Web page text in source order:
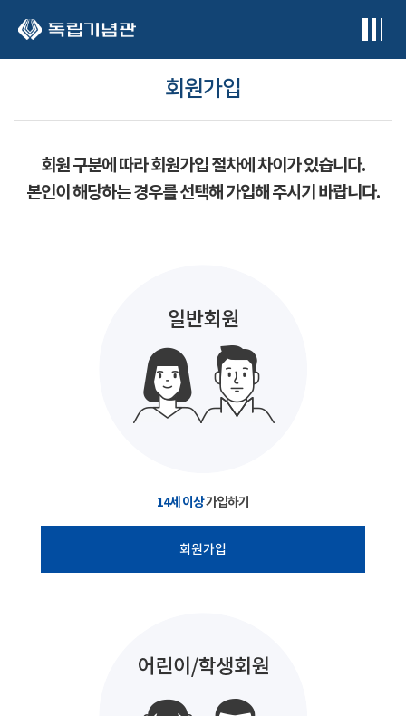
회원가입
회원 구분에 따라 회원가입 절차에 차이가 있습니다.
본인이 해당하는 경우를 선택해 가입해 주시기 바랍니다.
14세 이상가입하기
회원가입